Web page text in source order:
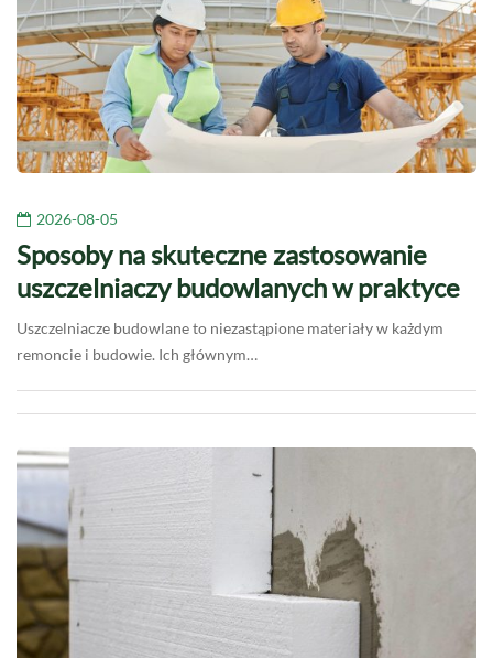
2026-08-05
Sposoby na skuteczne zastosowanie
uszczelniaczy budowlanych w praktyce
Uszczelniacze budowlane to niezastąpione materiały w każdym
remoncie i budowie. Ich głównym…